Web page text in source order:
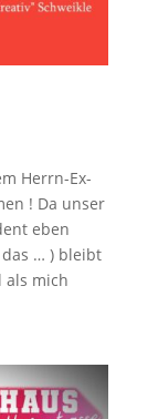
Herrn-Ex-
! Da unser
eben
… ) bleibt
als mich